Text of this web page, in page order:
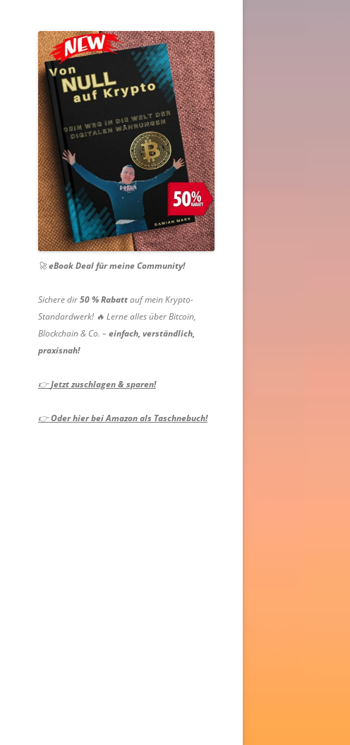
🚀eBook Deal für meine Community!
Sichere dir50 % Rabattauf mein Krypto-
Standardwerk! 🔥 Lerne alles über Bitcoin,
Blockchain & Co. –einfach, verständlich,
praxisnah!
👉Jetzt zuschlagen & sparen!
👉Oder hier bei Amazon als Taschnebuch!